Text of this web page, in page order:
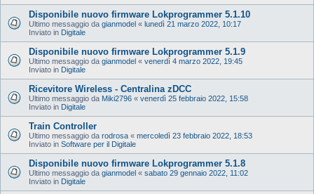
Disponibile nuovo firmware Lokprogrammer 5.1.10
Ultimo messaggio da gianmodel « lunedì 21 marzo 2022, 10:17
Inviato in Digitale
Disponibile nuovo firmware Lokprogrammer 5.1.9
Ultimo messaggio da gianmodel « venerdì 4 marzo 2022, 19:45
Inviato in Digitale
Ricevitore Wireless - Centralina zDCC
Ultimo messaggio da Miki2796 « venerdì 25 febbraio 2022, 15:58
Inviato in Digitale
Train Controller
Ultimo messaggio da rodrosa « mercoledì 23 febbraio 2022, 18:53
Inviato in Software per il Digitale
Disponibile nuovo firmware Lokprogrammer 5.1.8
Ultimo messaggio da gianmodel « sabato 29 gennaio 2022, 11:02
Inviato in Digitale